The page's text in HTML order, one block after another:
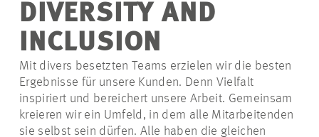
IM FOKUS
KARRIERE
PROJEKTE
DIVERSITY AND
INCLUSION
Mit divers besetzten Teams erzielen wir die besten
Ergebnisse für unsere Kunden. Denn Vielfalt
inspiriert und bereichert unsere Arbeit. Gemeinsam
kreieren wir ein Umfeld, in dem alle Mitarbeitenden
sie selbst sein dürfen. Alle haben die gleichen